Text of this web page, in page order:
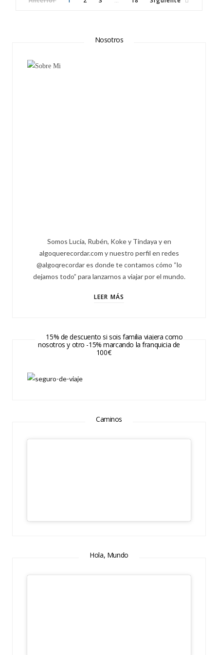
Nosotros
Somos Lucía, Rubén, Koke y Tindaya y en
algoquerecordar.com y nuestro perfil en redes
@algoqrecordar es donde te contamos cómo “lo
dejamos todo” para lanzarnos a viajar por el mundo.
LEER MÁS
15% de descuento si sois familia viajera como
nosotros y otro -15% marcando la franquicia de
100€
Caminos
Hola, Mundo